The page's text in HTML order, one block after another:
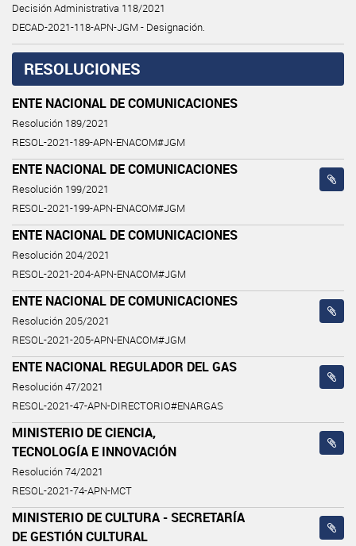
Decisión Administrativa 118/2021
DECAD-2021-118-APN-JGM - Designación.
RESOLUCIONES
ENTE NACIONAL DE COMUNICACIONES
Resolución 189/2021
RESOL-2021-189-APN-ENACOM#JGM
ENTE NACIONAL DE COMUNICACIONES
Resolución 199/2021
RESOL-2021-199-APN-ENACOM#JGM
ENTE NACIONAL DE COMUNICACIONES
Resolución 204/2021
RESOL-2021-204-APN-ENACOM#JGM
ENTE NACIONAL DE COMUNICACIONES
Resolución 205/2021
RESOL-2021-205-APN-ENACOM#JGM
ENTE NACIONAL REGULADOR DEL GAS
Resolución 47/2021
RESOL-2021-47-APN-DIRECTORIO#ENARGAS
MINISTERIO DE CIENCIA,
TECNOLOGÍA E INNOVACIÓN
Resolución 74/2021
RESOL-2021-74-APN-MCT
MINISTERIO DE CULTURA - SECRETARÍA
DE GESTIÓN CULTURAL